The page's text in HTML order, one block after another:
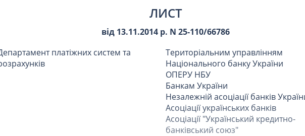
ЛИСТ
від 13.11.2014 р. N 25-110/66786
платіжних систем та
Територіальним управлінням
Національного банку України
ОПЕРУ НБУ
Банкам України
Незалежній асоціації банків
Асоціації українських банків
Асоціації "Український кредитно-
банківський союз"